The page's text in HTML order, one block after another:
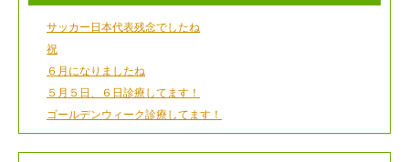
サッカー日本代表残念でしたね
祝
６月になりましたね
５月５日、６日診療してます！
ゴールデンウィーク診療してます！